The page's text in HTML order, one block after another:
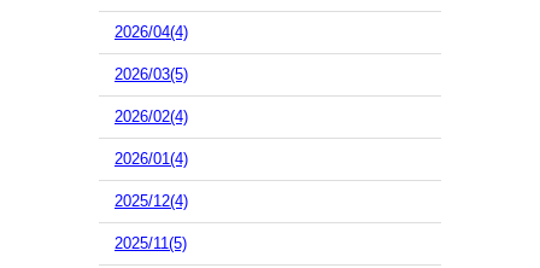
2026/04(4)
2026/03(5)
2026/02(4)
2026/01(4)
2025/12(4)
2025/11(5)